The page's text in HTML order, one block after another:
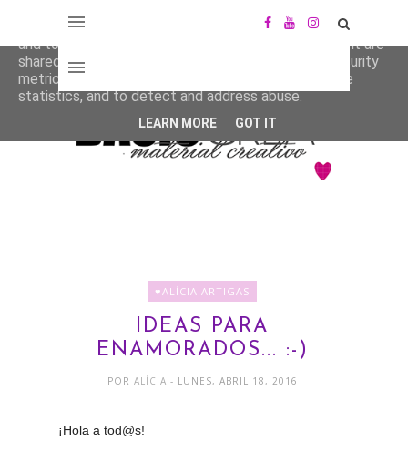
♥ALÍCIA ARTIGAS
IDEAS PARA
ENAMORADOS... :-)
POR ALÍCIA - LUNES, ABRIL 18, 2016
¡Hola a tod@s!
This site uses cookies from Google to deliver its services
and to analyze traffic. Your IP address and user-agent are
shared with Google along with performance and security
metrics to ensure quality of service, generate usage
statistics, and to detect and address abuse.
LEARN MORE GOT IT